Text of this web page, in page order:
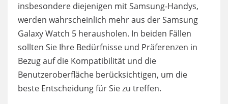
insbesondere diejenigen mit Samsung-Handys,
werden wahrscheinlich mehr aus der Samsung
Galaxy Watch 5 herausholen. In beiden Fällen
sollten Sie Ihre Bedürfnisse und Präferenzen in
Bezug auf die Kompatibilität und die
Benutzeroberfläche berücksichtigen, um die
beste Entscheidung für Sie zu treffen.